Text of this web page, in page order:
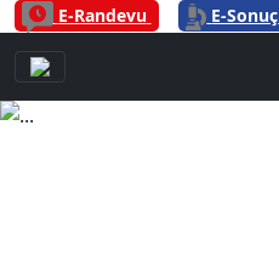
E-Randevu E-Sonuç